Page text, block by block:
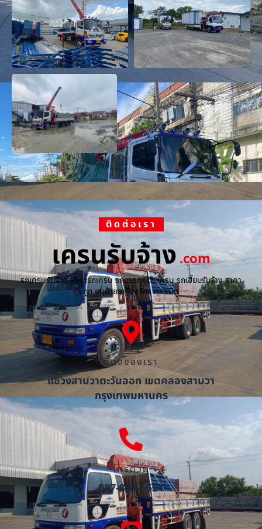
ติดต่อเรา
เครนรับจ้าง.com
รถเครนรับจ้าง ให้เช่ารถเครน รถบรรทุกติดเครน รถเฮี๊ยบรับจ้าง ราคา
ถูก ขนย้ายเครื่องจักร ทุกชนิด
ที่ตั้งของเรา
แขวงสามวาตะวันออก เขตคลองสามวา
กรุงเทพมหานคร
โทรด่วน
087-851-5521